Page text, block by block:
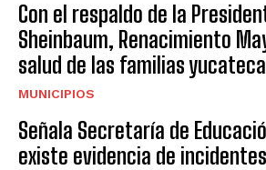
Con el respaldo de la
Sheinbaum, Renacimiento
salud de las familias
MUNICIPIOS
Señala Secretaría de
existe evidencia de